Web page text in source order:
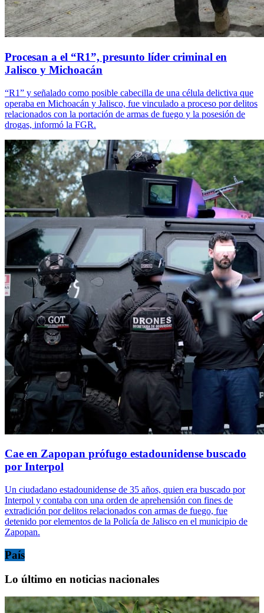
Procesan a el “R1”, presunto líder criminal en
Jalisco y Michoacán
“R1” y señalado como posible cabecilla de una célula delictiva que
operaba en Michoacán y Jalisco, fue vinculado a proceso por delitos
relacionados con la portación de armas de fuego y la posesión de
drogas, informó la FGR.
Cae en Zapopan prófugo estadounidense buscado
por Interpol
Un ciudadano estadounidense de 35 años, quien era buscado por
Interpol y contaba con una orden de aprehensión con fines de
extradición por delitos relacionados con armas de fuego, fue
detenido por elementos de la Policía de Jalisco en el municipio de
Zapopan.
País
Lo último en noticias nacionales